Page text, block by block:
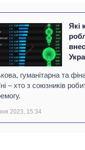
Які
гуманітарна та
– хто з союзників
2023, 15:34